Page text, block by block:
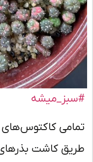
کاکتوس‌های
کاشت بذرهای